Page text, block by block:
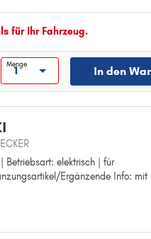
für Ihr Fahrzeug.
Menge
In den
elektrisch | für
Ergänzende Info: mit